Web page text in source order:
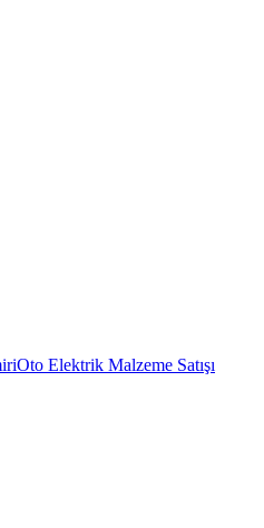
Oto Elektrik Malzeme Satışı